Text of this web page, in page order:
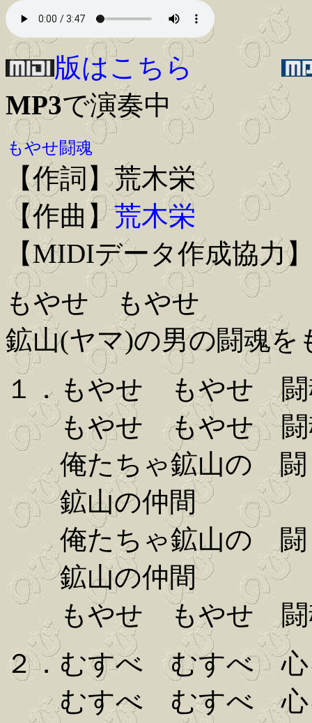
版はこちら
MP3で演奏中
もやせ闘魂
【作詞】荒木栄
【作曲】荒木栄
【MIDIデータ作成協力
もやせ もやせ
鉱山(ヤマ)の男の闘魂を
１．もやせ もやせ 闘
もやせ もやせ 闘
俺たちゃ鉱山の 闘
鉱山の仲間
俺たちゃ鉱山の 闘
鉱山の仲間
もやせ もやせ 闘
２．むすべ むすべ 心
むすべ むすべ 心